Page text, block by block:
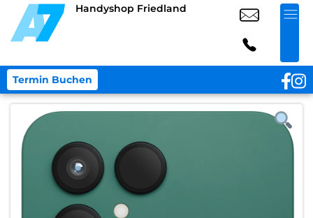
Handyshop Friedland
Termin Buchen